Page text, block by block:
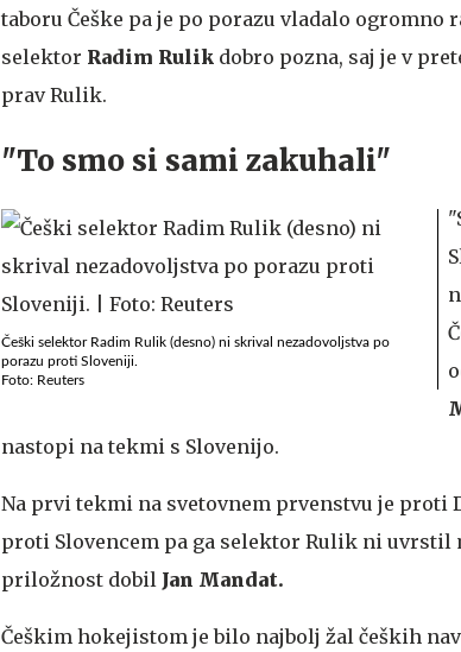
taboru Češke pa je po porazu vladalo ogromno
selektor Radim Rulik dobro pozna, saj je v
prav Rulik.
"To smo si sami zakuhali"
Češki selektor Radim Rulik (desno) ni skrival nezadovoljstva po
porazu proti Sloveniji.
Foto: Reuters
nastopi na tekmi s Slovenijo.
Na prvi tekmi na svetovnem prvenstvu je proti
proti Slovencem pa ga selektor Rulik ni uvrstil
priložnost dobil Jan Mandat.
Češkim hokejistom je bilo najbolj žal čeških